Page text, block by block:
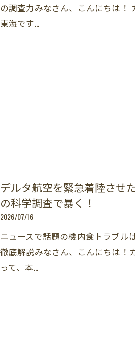
の調査力みなさん、こんにちは！
東海です…
デルタ航空を緊急着陸させ
の科学調査で暴く！
2026/07/16
ニュースで話題の機内食トラブル
徹底解説みなさん、こんにちは！
って、本…